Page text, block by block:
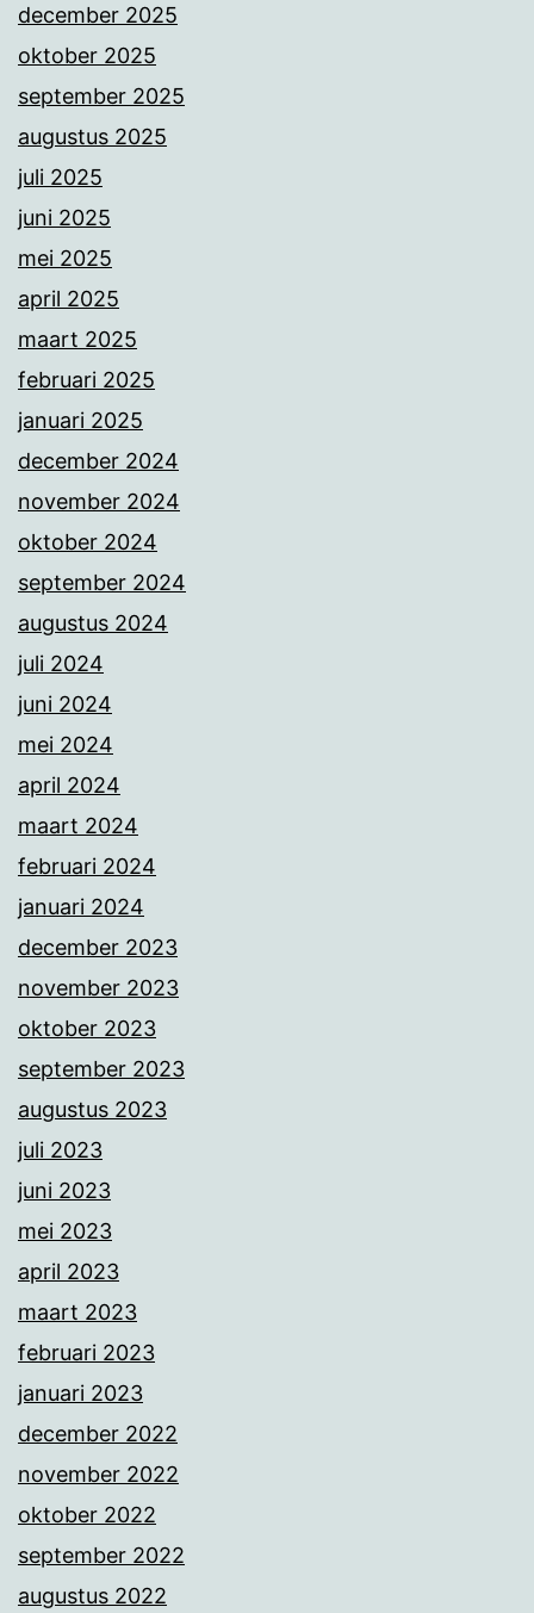
december 2025
oktober 2025
september 2025
augustus 2025
juli 2025
juni 2025
mei 2025
april 2025
maart 2025
februari 2025
januari 2025
december 2024
november 2024
oktober 2024
september 2024
augustus 2024
juli 2024
juni 2024
mei 2024
april 2024
maart 2024
februari 2024
januari 2024
december 2023
november 2023
oktober 2023
september 2023
augustus 2023
juli 2023
juni 2023
mei 2023
april 2023
maart 2023
februari 2023
januari 2023
december 2022
november 2022
oktober 2022
september 2022
augustus 2022